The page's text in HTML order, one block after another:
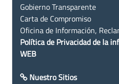
Gobierno Transparente
Carta de Compromiso
Oficina de Información,
Política de Privacidad de la
WEB
Nuestro Sitios